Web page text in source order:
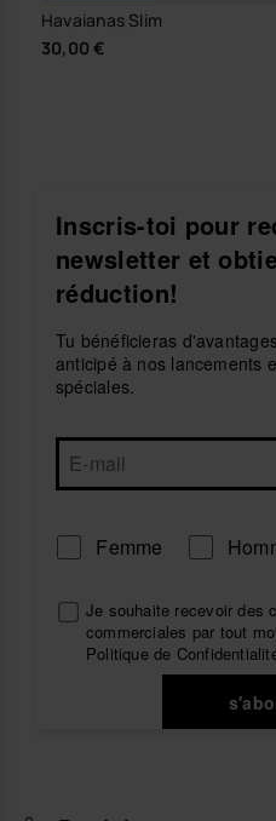
Havaianas Slim
30,00 €
Inscris-toi pour
newsletter et
réduction!
Tu bénéficieras
anticipé à nos lancements
spéciales.
Femme
Je souhaite recevoir des
commerciales par tout
Politique de